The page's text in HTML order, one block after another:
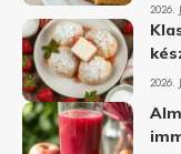
2026.
2026.